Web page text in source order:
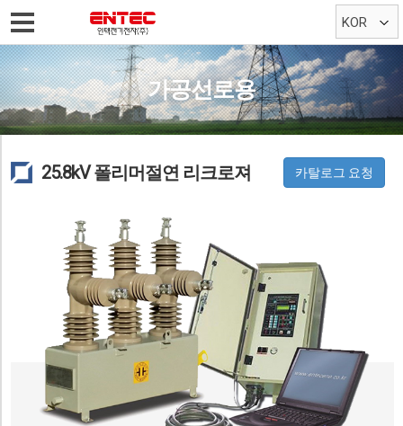
KOR
ENG
가공선로용
25.8kV 폴리머절연 리크로져 카탈로그 요청